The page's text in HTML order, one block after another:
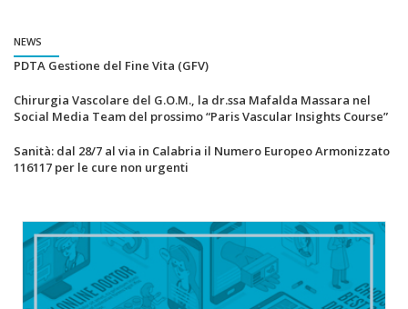
NEWS
PDTA Gestione del Fine Vita (GFV)
Chirurgia Vascolare del G.O.M., la dr.ssa Mafalda Massara nel
Social Media Team del prossimo “Paris Vascular Insights Course”
Sanità: dal 28/7 al via in Calabria il Numero Europeo Armonizzato
116117 per le cure non urgenti